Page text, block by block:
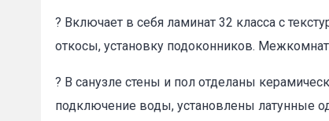
? Включает в себя ламинат 32 класса с
откосы, установку подоконников.
? В санузле стены и пол отделаны
подключение воды, установлены латунные